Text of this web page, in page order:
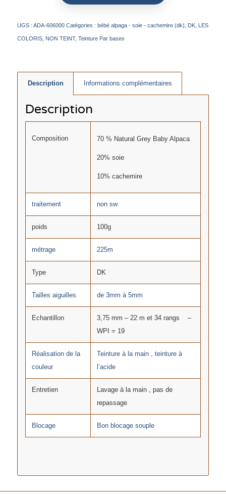
UGS : ADA-606000 Catégories : bébé alpaga - soie - cachemire (dk), DK, LES
COLORIS, NON TEINT, Teinture Par bases
Description Informations complémentaires
Description
Composition 70 % Natural Grey Baby Alpaca
20% soie
10% cachemire
traitement non sw
poids 100g
métrage 225m
Type DK
Tailles aiguilles de 3mm à 5mm
Echantillon
3,75 mm – 22 m et 34 rangs –
WPI = 19
Réalisation de la
couleur
Teinture à la main , teinture à
l’acide
Entretien
Lavage à la main , pas de
repassage
Blocage Bon blocage souple